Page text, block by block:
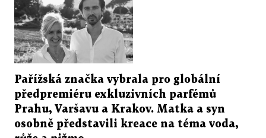
Pařížská značka vybrala pro globální
předpremiéru exkluzivních parfémů
Prahu, Varšavu a Krakov. Matka a syn
osobně představili kreace na téma voda,